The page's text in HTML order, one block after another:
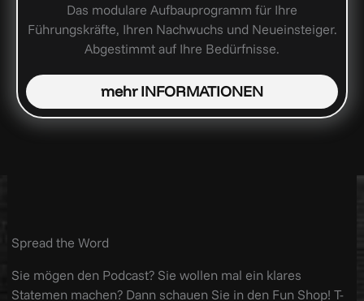
Das modulare Aufbauprogramm für Ihre
Führungskräfte, Ihren Nachwuchs und Neueinsteiger.
Abgestimmt auf Ihre Bedürfnisse.
mehr INFORMATIONEN
Spread the Word
Sie mögen den Podcast? Sie wollen mal ein klares
Statemen machen? Dann schauen Sie in den Fun Shop! T-